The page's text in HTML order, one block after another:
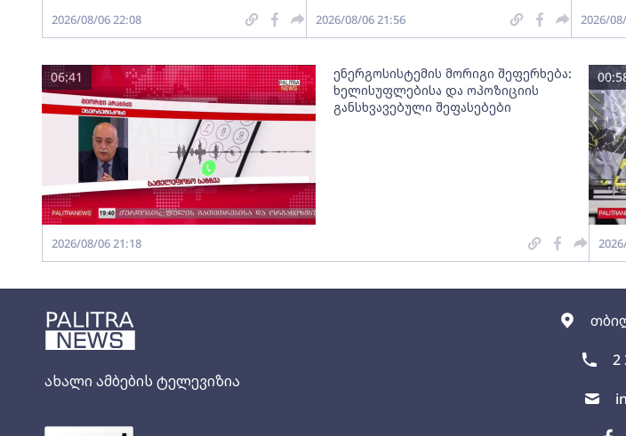
ახალი ამბების ტელევიზია
2
2026/08/06 22:08 2026/08/06 21:56 2026/
ენერგოსისტემის მორიგი შეფერხება:
ხელისუფლებისა და ოპოზიციის
განსხვავებული შეფასებები
06:41
2026/08/06 21:18